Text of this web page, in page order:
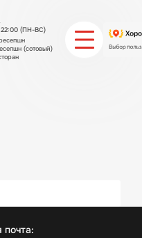
22:00 (ПН-ВС)
(сотовый)
почта: